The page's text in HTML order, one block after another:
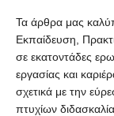
Τα άρθρα μας
Εκπαίδευση,
σε εκατοντάδες
εργασίας και
σχετικά με την
πτυχίων